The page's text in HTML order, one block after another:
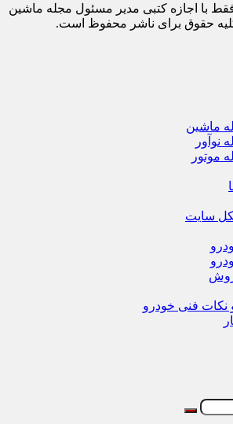
با اجازه کتبی مدیر مسئول مجله ماشین
حقوق برای ناشر محفوظ است.
ماشین
نوآور
موتور
سایت
نکات فنی خودرو